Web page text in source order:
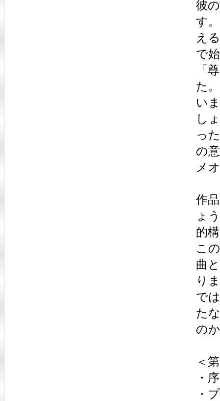
彼
す
え
で
「
た
い
し
っ
の
メ
作
ょ
的
こ
曲
り
で
た
の
＜
・
・